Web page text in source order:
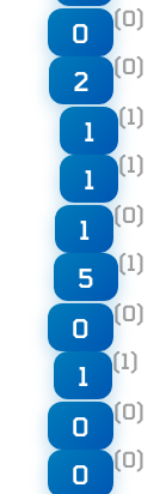
0 (0)
2 (0)
1 (1)
1 (1)
1 (0)
5 (1)
0 (0)
1 (1)
0 (0)
0 (0)